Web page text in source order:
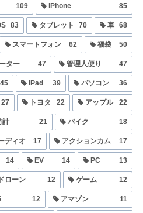
109 iPhone 85
83 タブレット 70 車 68
スマートフォン 62 福袋 50
ター 47 管理人便り 47
45 iPad 39 パソコン 36
27 トヨタ 22 アップル 22
計 21 バイク 18
ディオ 17 アクションカム 17
14 EV 14 PC 13
ローン 12 ゲーム 12
12 アマゾン 11